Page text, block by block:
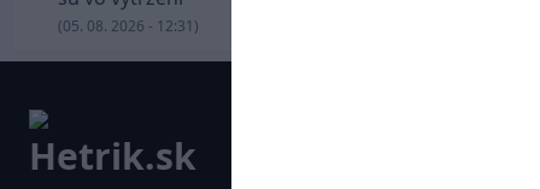
(05. 08. 2026 - 12:31)